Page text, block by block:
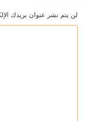
لن يتم نشر عنوان بريدك